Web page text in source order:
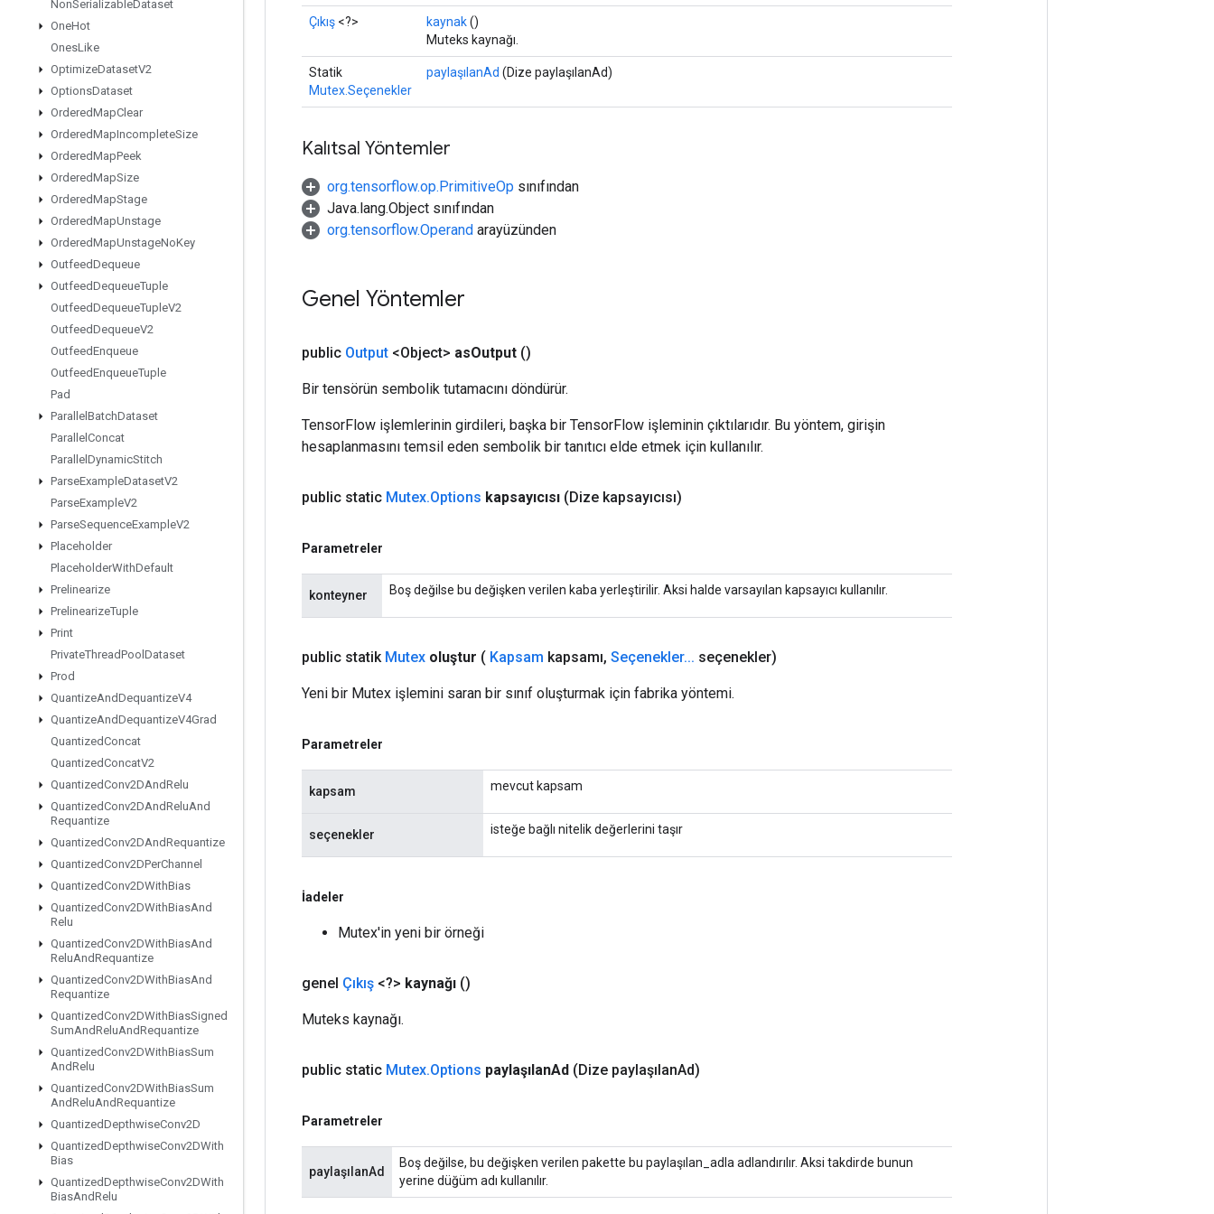
NonSerializableDataset
OneHot
OnesLike
OptimizeDatasetV2
OptionsDataset
OrderedMapClear
OrderedMapIncompleteSize
OrderedMapPeek
OrderedMapSize
OrderedMapStage
OrderedMapUnstage
OrderedMapUnstageNoKey
OutfeedDequeue
OutfeedDequeueTuple
OutfeedDequeueTupleV2
OutfeedDequeueV2
OutfeedEnqueue
OutfeedEnqueueTuple
Pad
Parallel BatchDataset
Parallel Concat
Parallel DynamicStitch
ParseExampleDatasetV2
ParseExampleV2
ParseSequenceExampleV2
Placeholder
PlaceholderWithDefault
Prelinearize
PrelinearizeTuple
Print
PrivateThreadPool Dataset
Prod
QuantizeAndDequantizeV4
QuantizeAndDequantizeV4Grad
QuantizedConcat
QuantizedConcatV2
QuantizedConv2DAndRelu
QuantizedConv2DAndReluAnd
Requantize
QuantizedConv2DAndRequantize
QuantizedConv2DPerChannel
QuantizedConv2DWithBias
QuantizedConv2DWithBiasAnd
Relu
QuantizedConv2DWithBiasAnd
ReluAndRequantize
QuantizedConv2DWithBiasAnd
Requantize
QuantizedConv2DWithBiasSigned
SumAndReluAndRequantize
QuantizedConv2DWithBiasSum
AndRelu
QuantizedConv2DWithBiasSum
AndReluAndRequantize
QuantizedDepthwiseConv2D
QuantizedDepthwiseConv2DWith
Bias
QuantizedDepthwiseConv2DWith
BiasAndRelu
Çıkış <?> kaynak()
Muteks kaynağı.
Statik
Mutex.Seçenekler
paylaşılanAd (Dize paylaşılanAd)
Kalıtsal Yöntemler
org.tensorflow.op.PrimitiveOp sınıfından
Java.lang.Object sınıfından
org.tensorflow.Operand arayüzünden
Genel Yöntemler
public Output <Object> asOutput ()
Bir tensörün sembolik tutamacını döndürür.
TensorFlow işlemlerinin girdileri, başka bir TensorFlow işleminin çıktılarıdır. Bu yöntem, girişin
hesaplanmasını temsil eden sembolik bir tanıtıcı elde etmek için kullanılır.
public static Mutex.Options kapsayıcısı (Dize kapsayıcısı)
Parametreler
konteyner Boş değilse bu değişken verilen kaba yerleştirilir. Aksi halde varsayılan kapsayıcı kullanılır.
public statik Mutex oluştur ( Kapsam kapsamı, Seçenekler... seçenekler)
Yeni bir Mutex işlemini saran bir sınıf oluşturmak için fabrika yöntemi.
Parametreler
kapsam mevcut kapsam
seçenekler isteğe bağlı nitelik değerlerini taşır
İadeler
Mutex'in yeni bir örneği
genel Çıkış <?> kaynağı ()
Muteks kaynağı.
public static Mutex.Options paylaşılanAd (Dize paylaşılanAd)
Parametreler
paylaşılanAd
Boş değilse, bu değişken verilen pakette bu paylaşılan_adla adlandırılır. Aksi takdirde bunun
yerine düğüm adı kullanılır.